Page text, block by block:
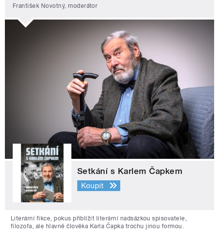
František Novotný, moderátor
Setkání s Karlem Čapkem
Koupit
Literární fikce, pokus přiblížit literární nadsázkou spisovatele,
filozofa, ale hlavně člověka Karla Čapka trochu jinou formou.